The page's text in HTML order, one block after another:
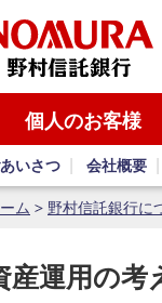
個人のお客様
いさつ 会社概要
ム 野村信託銀行に
産運用の考